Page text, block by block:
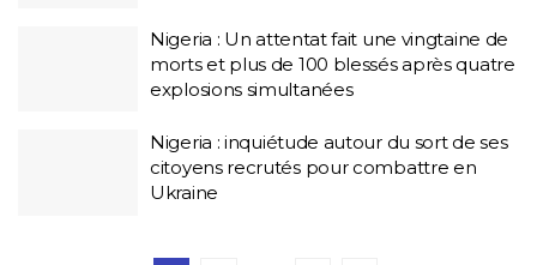
Nigeria : Un attentat fait une vingtaine de
morts et plus de 100 blessés après quatre
explosions simultanées
Nigeria : inquiétude autour du sort de ses
citoyens recrutés pour combattre en
Ukraine